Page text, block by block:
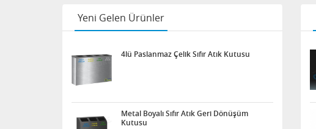
Yeni Gelen Ürünler
4lü Paslanmaz Çelik Sıfır Atık Kutusu
Metal Boyalı Sıfır Atık Geri Dönüşüm
Kutusu